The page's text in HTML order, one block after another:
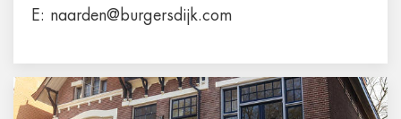
E: naarden@burgersdijk.com